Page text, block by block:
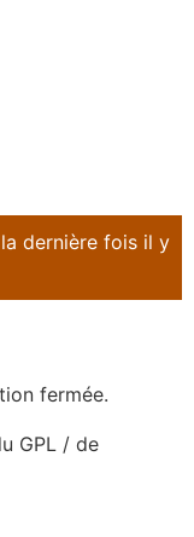
dernière fois il y
fermée.
GPL / de